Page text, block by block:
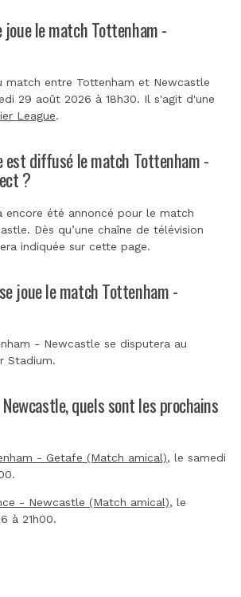
joue le match Tottenham -
match entre Tottenham et Newcastle
29 août 2026 à 18h30. Il s'agit d'une
League.
est diffusé le match Tottenham -
?
encore été annoncé pour le match
Dès qu’une chaîne de télévision
indiquée sur cette page.
joue le match Tottenham -
- Newcastle se disputera au
Stadium.
quels sont les prochains
- Getafe (Match amical), le samedi
- Newcastle (Match amical), le
à 21h00.